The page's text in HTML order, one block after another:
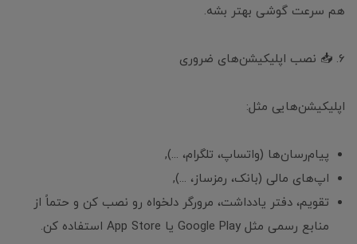
هم سرعت گوشی بهتر بشه.
6. 📥 نصب اپلیکیشن‌های ضروری
اپلیکیشن‌هایی مثل:
پیام‌رسان‌ها (واتساپ، تلگرام، ...),
اپ‌های مالی (بانک، رمزساز، ...),
تقویم، دفتر یادداشت، مرورگر دلخواه رو نصب کن و حتماً از
منابع رسمی مثل Google Play یا App Store استفاده کن.